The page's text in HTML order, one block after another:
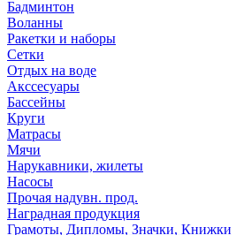
Бадминтон
Воланны
Ракетки и наборы
Сетки
Отдых на воде
Акссесуары
Бассейны
Круги
Матрасы
Мячи
Нарукавники, жилеты
Насосы
Прочая надувн. прод.
Наградная продукция
Грамоты, Дипломы, Значки, Книжки